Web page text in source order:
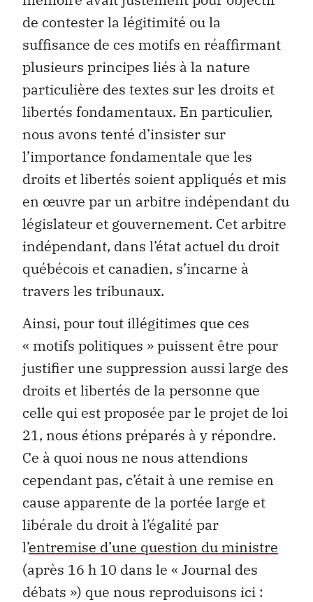
de contester la légitimité ou la
suffisance de ces motifs en réaffirmant
plusieurs principes liés à la nature
particulière des textes sur les droits et
libertés fondamentaux. En particulier,
nous avons tenté d’insister sur
l’importance fondamentale que les
droits et libertés soient appliqués et mis
en œuvre par un arbitre indépendant du
législateur et gouvernement. Cet arbitre
indépendant, dans l’état actuel du droit
québécois et canadien, s’incarne à
travers les tribunaux.
Ainsi, pour tout illégitimes que ces
« motifs politiques » puissent être pour
justifier une suppression aussi large des
droits et libertés de la personne que
celle qui est proposée par le projet de loi
21, nous étions préparés à y répondre.
Ce à quoi nous ne nous attendions
cependant pas, c’était à une remise en
cause apparente de la portée large et
libérale du droit à l’égalité par
l’entremise d’une question du ministre
(après 16 h 10 dans le « Journal des
débats ») que nous reproduisons ici :